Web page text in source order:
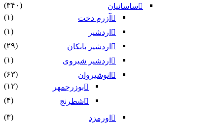
ساسانیان
(۳۴۰)
آزرم دخت
(۱)
اردشیر
(۱)
اردشیر بابکان
(۲۹)
اردشیر شیروی
(۱)
انوشیروان
(۶۳)
بوزرجمهر
(۱۲)
شطرنج
(۴)
اورمزد
(۳)